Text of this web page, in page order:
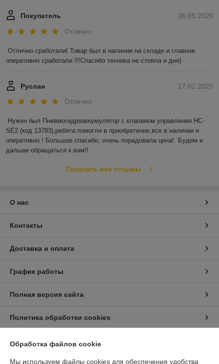
06.05.2020
Покупатель
Отлично
Отлично сработали! Товар был в наличии на складе и главное
оперативно сработали !!!Спасибо техника не стояла и дня)
27.02.2020
Руслан
Отлично
Нужен был Пневмогидроаккумулятор с клапаном управления HC-
SE2 (код 13783),ребята помогли в приобретение,все в наличии и
оперативно ! Большое спасибо, очень порадовала цена!  Будем и
дальше обращаться к вам!!
Показать все отзывы
О нас
Контакты
Доставка и оплата
График работы
Полная версия сайта
Политика обработки cookies
Сайт создан на платформе Deal.by
Обработка файлов cookie
Мы используем файлы cookies для обеспечения удобства